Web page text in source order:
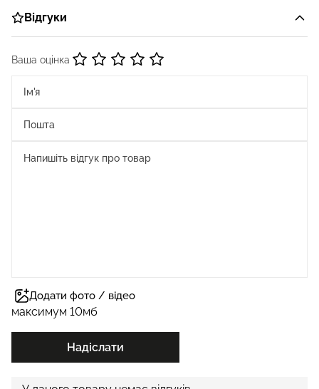
Відгуки
Ваша оцінка
Додати фото / відео
максимум 10мб
Надіслати